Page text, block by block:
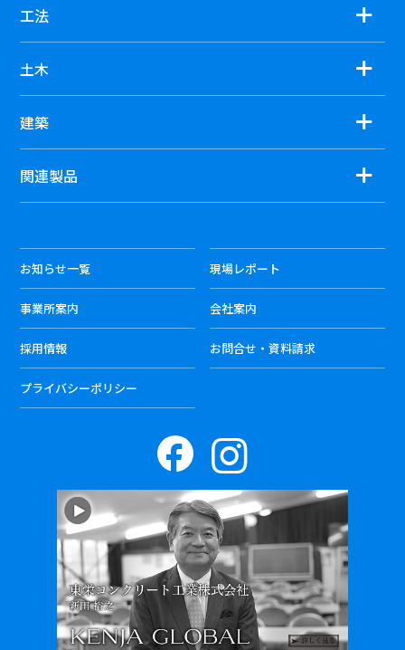
工法
土木
建築
関連製品
お知らせ一覧 現場レポート
事業所案内 会社案内
採用情報 お問合せ・資料請求
プライバシーポリシー